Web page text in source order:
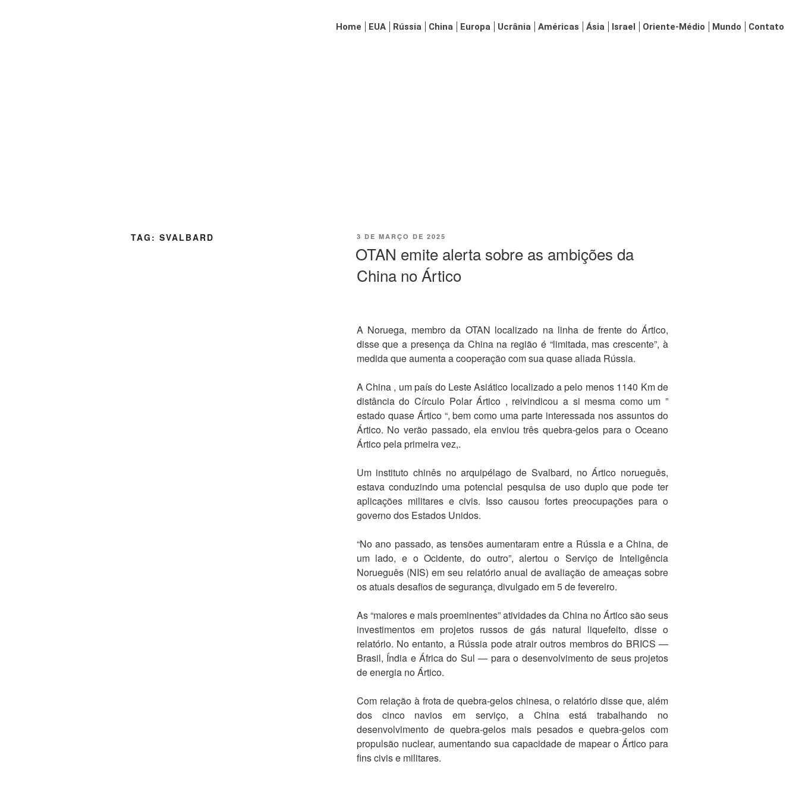
Home EUA Rússia China Europa Ucrânia Américas Ásia Israel Oriente-Médio Mundo Contato
TAG: SVALBARD 3 DE MARÇO DE 2025
OTAN emite alerta sobre as ambições da
China no Ártico
A Noruega, membro da OTAN localizado na linha de frente do Ártico,
disse que a presença da China na região é “limitada, mas crescente”, à
medida que aumenta a cooperação com sua quase aliada Rússia.
A China , um país do Leste Asiático localizado a pelo menos 1140 Km de
distância do Círculo Polar Ártico , reivindicou a si mesma como um ”
estado quase Ártico “, bem como uma parte interessada nos assuntos do
Ártico. No verão passado, ela enviou três quebra-gelos para o Oceano
Ártico pela primeira vez,.
Um instituto chinês no arquipélago de Svalbard, no Ártico norueguês,
estava conduzindo uma potencial pesquisa de uso duplo que pode ter
aplicações militares e civis. Isso causou fortes preocupações para o
governo dos Estados Unidos.
“No ano passado, as tensões aumentaram entre a Rússia e a China, de
um lado, e o Ocidente, do outro”, alertou o Serviço de Inteligência
Norueguês (NIS) em seu relatório anual de avaliação de ameaças sobre
os atuais desafios de segurança, divulgado em 5 de fevereiro.
As “maiores e mais proeminentes” atividades da China no Ártico são seus
investimentos em projetos russos de gás natural liquefeito, disse o
relatório. No entanto, a Rússia pode atrair outros membros do BRICS —
Brasil, Índia e África do Sul — para o desenvolvimento de seus projetos
de energia no Ártico.
Com relação à frota de quebra-gelos chinesa, o relatório disse que, além
dos cinco navios em serviço, a China está trabalhando no
desenvolvimento de quebra-gelos mais pesados ​​e quebra-gelos com
propulsão nuclear, aumentando sua capacidade de mapear o Ártico para
fins civis e militares.